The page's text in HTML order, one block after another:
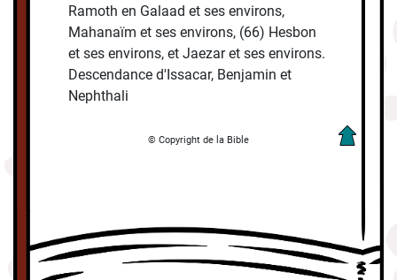
Ramoth en Galaad et ses environs,
Mahanaïm et ses environs, (66) Hesbon
et ses environs, et Jaezar et ses environs.
Descendance d'Issacar, Benjamin et
Nephthali
© Copyright de la Bible